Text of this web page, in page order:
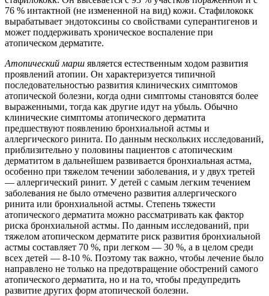
76 % интактной (не измененной на вид) кожи. Стафилококк
вырабатывает эндотоксины со свойствами суперантигенов и
может поддерживать хроническое воспаление при
атопическом дерматите.
Атопический марш является естественным ходом развития
проявлений атопии. Он характеризуется типичной
последовательностью развития клинических симптомов
атопической болезни, когда одни симптомы становятся более
выраженными, тогда как другие идут на убыль. Обычно
клинические симптомы атопического дерматита
предшествуют появлению бронхиальной астмы и
аллергического ринита. По данным нескольких исследований,
приблизительно у половины пациентов с атопическим
дерматитом в дальнейшем развивается бронхиальная астма,
особенно при тяжелом течении заболевания, и у двух третей
— аллергический ринит. У детей с самым легким течением
заболевания не было отмечено развития аллергического
ринита или бронхиальной астмы. Степень тяжести
атопического дерматита можно рассматривать как фактор
риска бронхиальной астмы. По данным исследований, при
тяжелом атопическом дерматите риск развития бронхиальной
астмы составляет 70 %, при легком — 30 %, а в целом среди
всех детей — 8-10 %. Поэтому так важно, чтобы лечение было
направлено не только на предотвращение обострений самого
атопического дерматита, но и на то, чтобы предупредить
развитие других форм атопической болезни.